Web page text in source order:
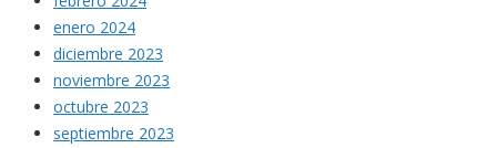
enero 2024
diciembre 2023
noviembre 2023
octubre 2023
septiembre 2023